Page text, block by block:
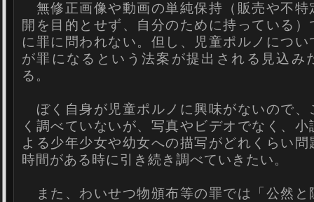
無修正画像や動画の単純保持（販売や不特
開を目的とせず、自分のために持っている）
に罪に問われない。但し、児童ポルノについ
が罪になるという法案が提出される見込み
る。
ぼく自身が児童ポルノに興味がないので、
く調べていないが、写真やビデオでなく、
よる少年少女や幼女への描写がどれくらい問
時間がある時に引き続き調べていきたい。
また、わいせつ物頒布等の罪では「公然と